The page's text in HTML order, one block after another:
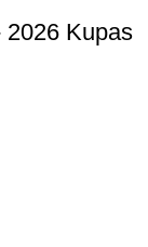
Kupas